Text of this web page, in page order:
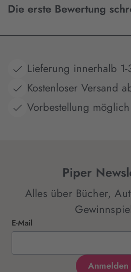
Die erste Bewertung
Lieferung innerhalb
Kostenloser Versand
Vorbestellung möglich
Piper
Alles über Bücher,
E-Mail